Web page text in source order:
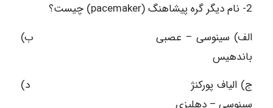
2- نام دیگر گره پیشاهنگ (pacemaker) چیست؟
الف) سینوسی – عصبی ب)
باندهیس
ج) الیاف پورکنژ د)
سینوسی – دهلیزی